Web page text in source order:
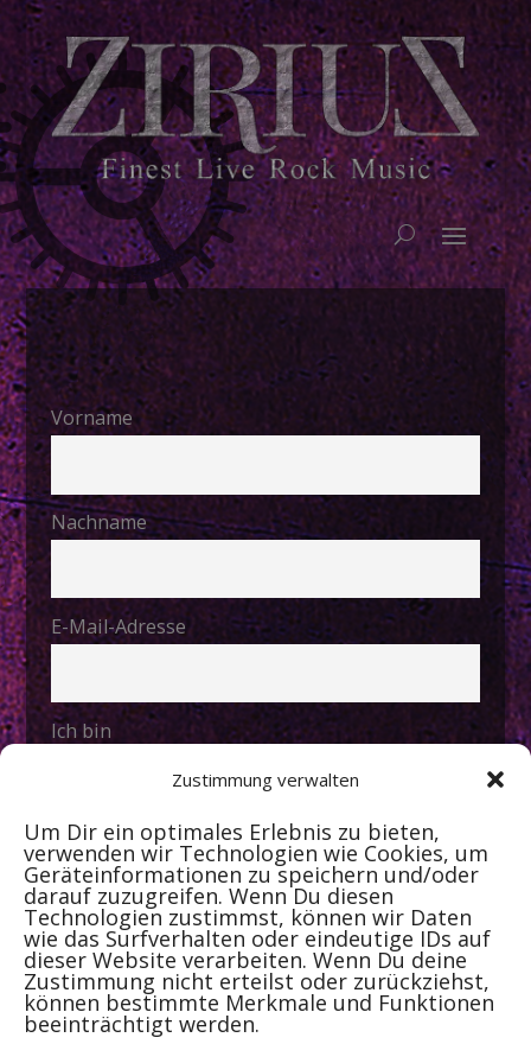
Zustimmung verwalten
Um Dir ein optimales Erlebnis zu bieten,
verwenden wir Technologien wie Cookies, um
Geräteinformationen zu speichern und/oder
darauf zuzugreifen. Wenn Du diesen
Technologien zustimmst, können wir Daten
wie das Surfverhalten oder eindeutige IDs auf
dieser Website verarbeiten. Wenn Du deine
Zustimmung nicht erteilst oder zurückziehst,
können bestimmte Merkmale und Funktionen
beeinträchtigt werden.
Vorname
Nachname
E-Mail-Adresse
Ich bin
Hiermit akzeptiere ich die
Datenschutzbestimmungen